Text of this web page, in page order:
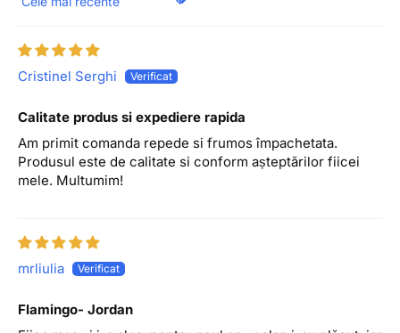
Sort by
Cristinel Serghi
Calitate produs si expediere rapida
Am primit comanda repede si frumos împachetata.
Produsul este de calitate si conform așteptărilor fiicei
mele. Multumim!
mrliulia
Flamingo- Jordan